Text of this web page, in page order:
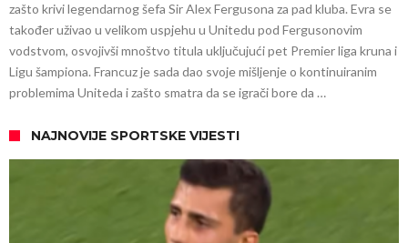
zašto krivi legendarnog šefa Sir Alex Fergusona za pad kluba. Evra se
također uživao u velikom uspjehu u Unitedu pod Fergusonovim
vodstvom, osvojivši mnoštvo titula uključujući pet Premier liga kruna i
Ligu šampiona. Francuz je sada dao svoje mišljenje o kontinuiranim
problemima Uniteda i zašto smatra da se igrači bore da …
NAJNOVIJE SPORTSKE VIJESTI